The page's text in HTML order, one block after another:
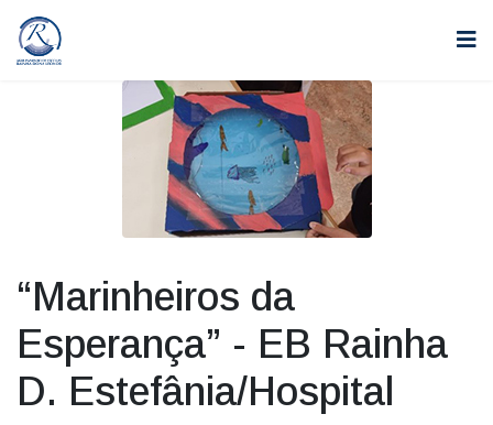
“Marinheiros da
Esperança” - EB Rainha
D. Estefânia/Hospital